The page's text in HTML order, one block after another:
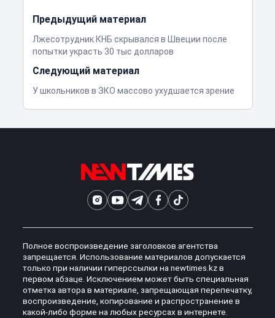
Предыдущий материал
Лжесотрудник КНБ скрывался в Швеции после
попытки украсть 30 тыс долларов
Следующий материал
У школьников в ЗКО массово ухудшается зрение
Полное воспроизведение заголовков агентства
запрещается. Использование материалов допускается
только при наличии гиперссылки на newtimes.kz в
первом абзаце. Исключением может быть специальная
отметка автора в материале, запрещающая перепечатку,
воспроизведение, копирование и распространение в
какой-либо форме на любых ресурсах в интернете.